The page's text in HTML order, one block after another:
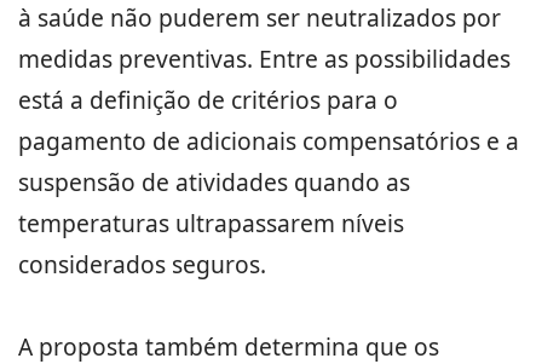
à saúde não puderem ser neutralizados por
medidas preventivas. Entre as possibilidades
está a definição de critérios para o
pagamento de adicionais compensatórios e a
suspensão de atividades quando as
temperaturas ultrapassarem níveis
considerados seguros.
A proposta também determina que os